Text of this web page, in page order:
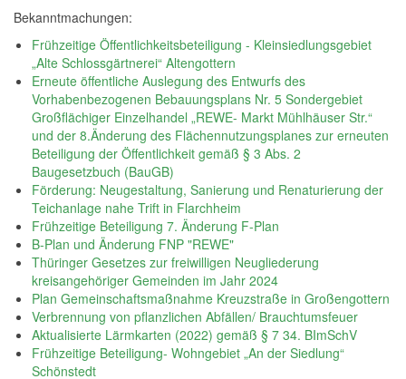
Bekanntmachungen:
Frühzeitige Öffentlichkeitsbeteiligung - Kleinsiedlungsgebiet
„Alte Schlossgärtnerei“ Altengottern
Erneute öffentliche Auslegung des Entwurfs des
Vorhabenbezogenen Bebauungsplans Nr. 5 Sondergebiet
Großflächiger Einzelhandel „REWE- Markt Mühlhäuser Str.“
und der 8.Änderung des Flächennutzungsplanes zur erneuten
Beteiligung der Öffentlichkeit gemäß § 3 Abs. 2
Baugesetzbuch (BauGB)
Förderung: Neugestaltung, Sanierung und Renaturierung der
Teichanlage nahe Trift in Flarchheim
Frühzeitige Beteiligung 7. Änderung F-Plan
B-Plan und Änderung FNP "REWE"
Thüringer Gesetzes zur freiwilligen Neugliederung
kreisangehöriger Gemeinden im Jahr 2024
Plan Gemeinschaftsmaßnahme Kreuzstraße in Großengottern
Verbrennung von pflanzlichen Abfällen/ Brauchtumsfeuer
Aktualisierte Lärmkarten (2022) gemäß § 7 34. BImSchV
Frühzeitige Beteiligung- Wohngebiet „An der Siedlung“
Schönstedt